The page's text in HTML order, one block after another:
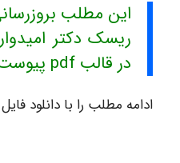
این مطلب
در قالب pdf پیوست شد.
ادامه مطلب را با دانلود